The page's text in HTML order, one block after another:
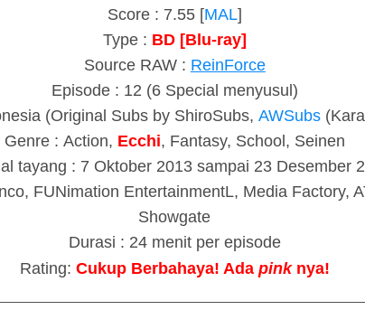
Score : 7.55 [MAL]
Type : BD [Blu-ray]
Source RAW : ReinForce
Episode : 12 (6 Special menyusul)
(Original Subs by ShiroSubs,AWSubs
Genre : Action, Ecchi, Fantasy, School, Seinen
tayang : 7 Oktober 2013 sampai 23 Desember
FUNimation EntertainmentL, Media Factory,
Showgate
Durasi : 24 menit per episode
Rating: Cukup Berbahaya! Ada pinknya!